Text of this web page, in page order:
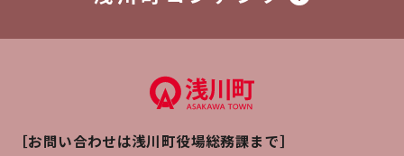
［お問い合わせは浅川町役場総務課まで］